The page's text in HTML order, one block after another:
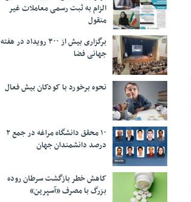
الزام به ثبت رسمی معاملات غیر
منقول
برگزاری بیش از ۳۰۰ رویداد در هفته
جهانی فضا
نحوه برخورد با کودکان بیش فعال
۱۰ محقق دانشگاه مراغه در جمع ۲
درصد دانشمندان جهان
کاهش خطر بازگشت سرطان روده
بزرگ با مصرف «آسپرین»